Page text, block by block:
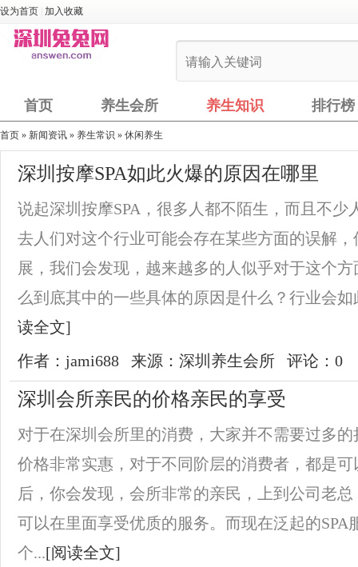
设为首页 加入收藏
首页 养生会所 养生知识 排行榜
首页 » 新闻资讯 » 养生常识 » 休闲养生
深圳按摩SPA如此火爆的原因在哪里
说起深圳按摩SPA，很多人都不陌生，而且不少
去人们对这个行业可能会存在某些方面的误解
展，我们会发现，越来越多的人似乎对于这个
么到底其中的一些具体的原因是什么？行业会
读全文]
作者：jami688
来源：深圳养生会所 评论：0
深圳会所亲民的价格亲民的享受
对于在深圳会所里的消费，大家并不需要过多
价格非常实惠，对于不同阶层的消费者，都是
后，你会发现，会所非常的亲民，上到公司老
可以在里面享受优质的服务。而现在泛起的SPA
个...[阅读全文]